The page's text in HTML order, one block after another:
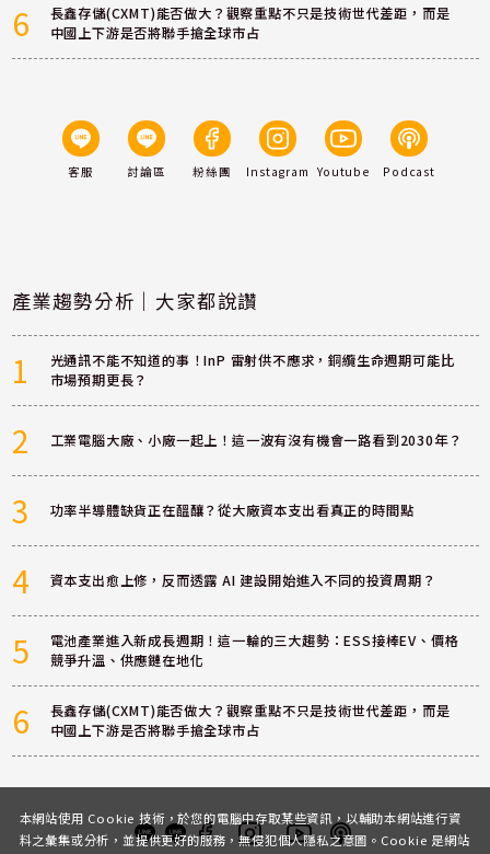
6
長鑫存儲(CXMT)能否做大？觀察重點不只是技術世代差距，而是
中國上下游是否將聯手搶全球市占
客服 討論區 粉絲團 Instagram Youtube Podcast
產業趨勢分析｜大家都說讚
1
光通訊不能不知道的事！InP 雷射供不應求，銅纜生命週期可能比
市場預期更長？
2 工業電腦大廠、小廠一起上！這一波有沒有機會一路看到2030年？
3 功率半導體缺貨正在醞釀？從大廠資本支出看真正的時間點
4 資本支出愈上修，反而透露 AI 建設開始進入不同的投資周期？
5
電池產業進入新成長週期！這一輪的三大趨勢：ESS接棒EV、價格
競爭升溫、供應鏈在地化
6
長鑫存儲(CXMT)能否做大？觀察重點不只是技術世代差距，而是
中國上下游是否將聯手搶全球市占
本網站使用 Cookie 技術，於您的電腦中存取某些資訊，以輔助本網站進行資
料之彙集或分析，並提供更好的服務，無侵犯個人隱私之意圖。Cookie 是網站